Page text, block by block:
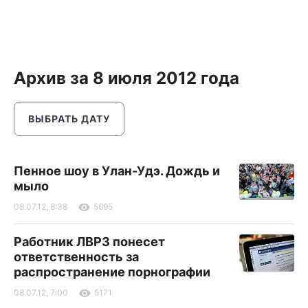
Архив за 8 июля 2012 года
ВЫБРАТЬ ДАТУ
Пенное шоу в Улан-Удэ. Дождь и
мыло
08.07.12, 8:38 5695
Работник ЛВРЗ понесет
ответственность за
распространение порнографии
08.07.12, 7:00 5171